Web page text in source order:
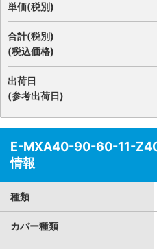
単価(税別)
合計(税別)
(税込価格)
出荷日
(参考出荷日)
E-MXA40-90-60-11-
情報
種類
カバー種類